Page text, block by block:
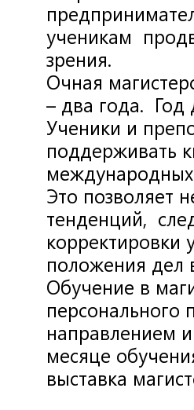
ученикам
зрения.
Очная
– два года. Год
Ученики и
поддерживать
Это позволяет
тенденций,
корректировки
положения дел
Обучение в
персонального
направлением
месяце
выставка